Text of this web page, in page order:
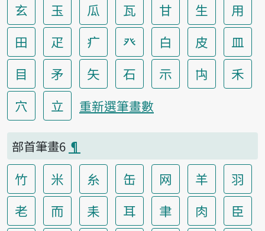
玄 玉 瓜 瓦 甘 生
用
田
疋 疒 癶 白 皮
皿
目
矛 矢 石 示 禸
禾
穴
立 重新選筆畫數
部首筆畫6 ¶
竹 米 糸 缶 网 羊
羽
老
而 耒 耳 聿 肉
臣